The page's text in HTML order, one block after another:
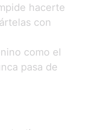
hacerte
con
como el
pasa de